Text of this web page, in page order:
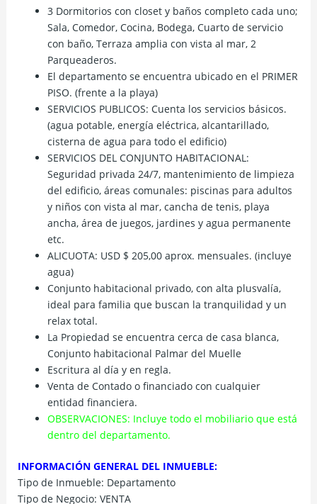
3 Dormitorios con closet y baños completo cada uno;
Sala, Comedor, Cocina, Bodega, Cuarto de servicio
con baño, Terraza amplia con vista al mar, 2
Parqueaderos.
El departamento se encuentra ubicado en el PRIMER
PISO. (frente a la playa)
SERVICIOS PUBLICOS: Cuenta los servicios básicos.
(agua potable, energía eléctrica, alcantarillado,
cisterna de agua para todo el edificio)
SERVICIOS DEL CONJUNTO HABITACIONAL:
Seguridad privada 24/7, mantenimiento de limpieza
del edificio, áreas comunales: piscinas para adultos
y niños con vista al mar, cancha de tenis, playa
ancha, área de juegos, jardines y agua permanente
etc.
ALICUOTA: USD $ 205,00 aprox. mensuales. (incluye
agua)
Conjunto habitacional privado, con alta plusvalía,
ideal para familia que buscan la tranquilidad y un
relax total.
La Propiedad se encuentra cerca de casa blanca,
Conjunto habitacional Palmar del Muelle
Escritura al día y en regla.
Venta de Contado o financiado con cualquier
entidad financiera.
OBSERVACIONES: Incluye todo el mobiliario que está
dentro del departamento.
INFORMACIÓN GENERAL DEL INMUEBLE:
Tipo de Inmueble: Departamento
Tipo de Negocio: VENTA